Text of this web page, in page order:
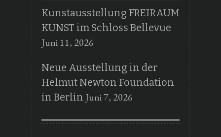
Kunstausstellung FREIRAUM
KUNST im Schloss Bellevue
Juni 11, 2026
Neue Ausstellung in der
Helmut Newton Foundation
in Berlin Juni 7, 2026